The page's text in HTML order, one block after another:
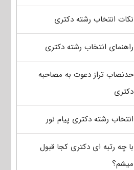
نکات انتخاب رشته دکتری
راهنمای انتخاب رشته دکتری
حدنصاب تراز دعوت به مصاحبه
دکتری
انتخاب رشته دکتری پیام نور
با چه رتبه ای دکتری کجا قبول
میشم؟